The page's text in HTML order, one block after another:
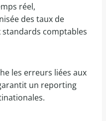
réel,
des taux de
comptables
les erreurs liées aux
un reporting